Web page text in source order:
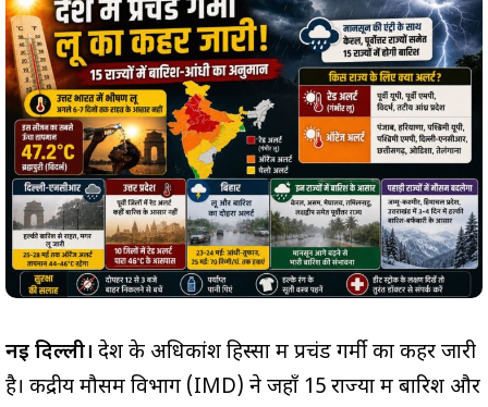
नई दिल्ली। देश के अधिकांश हिस्सों में प्रचंड गर्मी का कहर जारी
है। केंद्रीय मौसम विभाग (IMD) ने जहाँ 15 राज्यों में बारिश और